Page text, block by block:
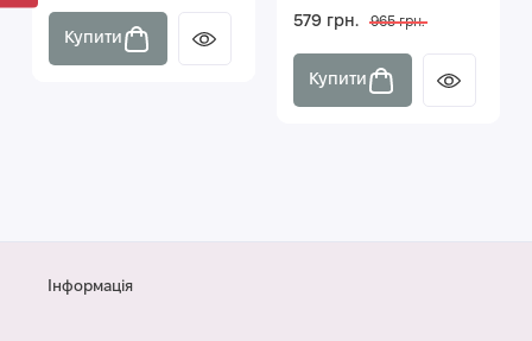
Купити
SPF 30 50 мл
579 грн. 965 грн.
Купити
Інформація